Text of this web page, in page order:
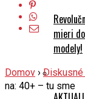
mieri
modely!
Domov › Diskusné
na: 40+ – tu sme